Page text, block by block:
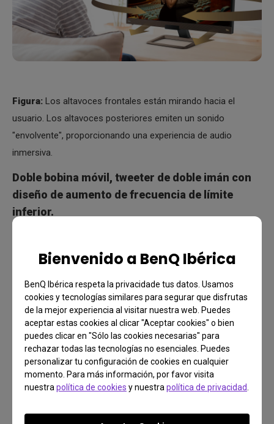
Bienvenido a BenQ Ibérica
BenQ Ibérica respeta la privacidade tus datos. Usamos
cookies y tecnologías similares para segurar que disfrutas
de la mejor experiencia al visitar nuestra web. Puedes
aceptar estas cookies al clicar "Aceptar cookies" o bien
puedes clicar en "Sólo las cookies necesarias" para
rechazar todas las tecnologías no esenciales. Puedes
personalizar tu configuración de cookies en cualquier
momento. Para más información, por favor visita
nuestra política de cookies y nuestra política de privacidad
Figura: Los altavoces frontales están mirando hacia el
usuario. Los altavoces posteriores emiten un sonido
"envolvente", proporcionando una experiencia de audio
inmersiva.
Doble bobina móvil, tweeter de doble imán con
diseño de aumento de frecuencia de límite
inferior.
limitado, por lo que solo se pueden usar altavoces
entre el espacio y la calidad del sonido al utilizar un
cono más largo con un área de superficie más
grande que produce un sonido Hi-Fi de excelente
calidad. También eligió una bobina móvil y un imán
que son muy diferentes de los de los altavoces
tradicionales. Su estructura de doble bobina móvil y
doble imán utiliza dos bobinas de voz e imanes con